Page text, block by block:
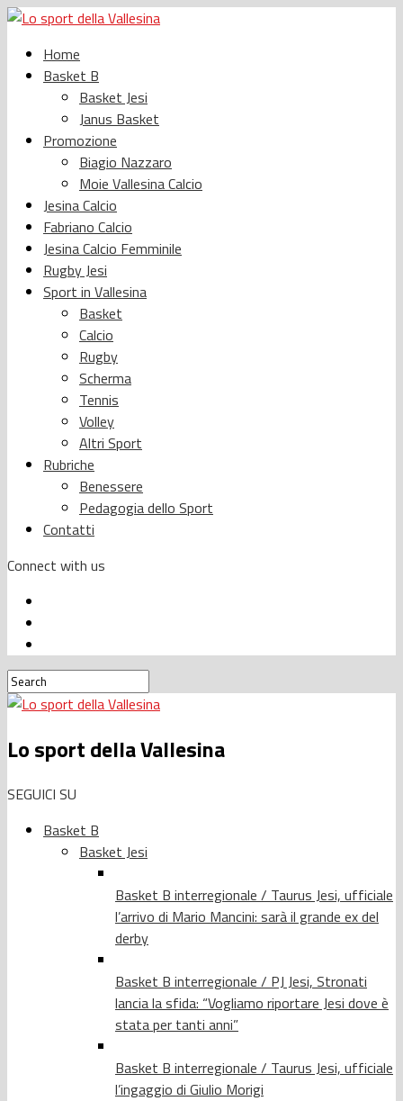
Home
Basket B
Basket Jesi
Janus Basket
Promozione
Biagio Nazzaro
Moie Vallesina Calcio
Jesina Calcio
Fabriano Calcio
Jesina Calcio Femminile
Rugby Jesi
Sport in Vallesina
Basket
Calcio
Rugby
Scherma
Tennis
Volley
Altri Sport
Rubriche
Benessere
Pedagogia dello Sport
Contatti
Connect with us
Lo sport della Vallesina
SEGUICI SU
Basket B
Basket Jesi
Basket B interregionale / Taurus Jesi, ufficiale
l’arrivo di Mario Mancini: sarà il grande ex del
derby
Basket B interregionale / PJ Jesi, Stronati
lancia la sfida: “Vogliamo riportare Jesi dove è
stata per tanti anni”
Basket B interregionale / Taurus Jesi, ufficiale
l’ingaggio di Giulio Morigi